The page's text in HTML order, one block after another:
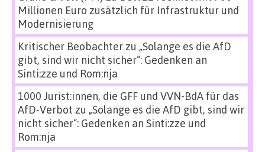
Millionen Euro zusätzlich für Infrastruktur und
Modernisierung
Kritischer Beobachterzu „Solange es die AfD
gibt, sind wir nicht sicher“: Gedenken an
Sinti:zze und Rom:nja
1000 Jurist:innen, die GFF und VVN-BdA für das
AfD-Verbot zu „Solange es die AfD gibt, sind wir
nicht sicher“: Gedenken an Sinti:zze und
Rom:nja